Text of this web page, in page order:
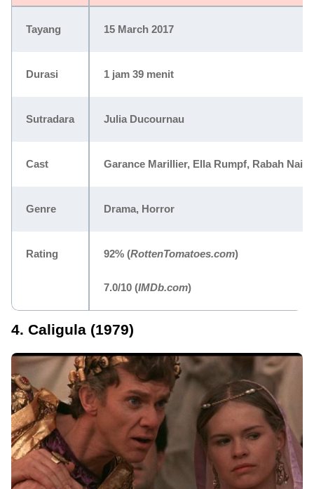
Tayang 15 March 2017
Durasi 1 jam 39 menit
Sutradara Julia Ducournau
Cast Garance Marillier, Ella Rumpf, Rabah Nait
Genre Drama, Horror
Rating 92% (RottenTomatoes.com)
7.0/10 (IMDb.com)
4. Caligula (1979)